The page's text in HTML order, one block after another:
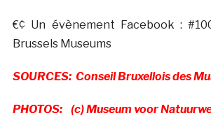
€¢ Un évènement Facebook :
Brussels Museums
SOURCES: Conseil Bruxellois des
PHOTOS: (c) Museum voor